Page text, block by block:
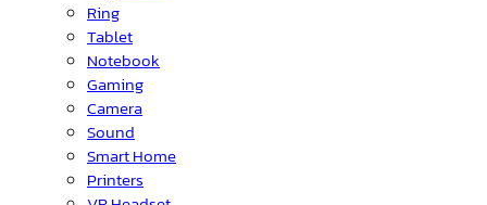
Ring
Tablet
Notebook
Gaming
Camera
Sound
Smart Home
Printers